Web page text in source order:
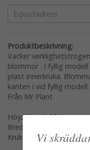
Produktbeskrivning:
Vacker
blommor . I fyllig
plast innerkruka.
kanten i vid fyllig modell.
Från Mr Plant
Höjd/längd: 25cm
Bredd: ca 45cm
Krukan mått: höjd 8
Vi